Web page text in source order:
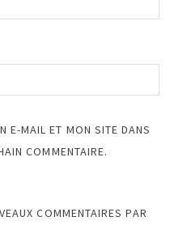
E-MAIL ET MON SITE DANS
COMMENTAIRE.
COMMENTAIRES PAR